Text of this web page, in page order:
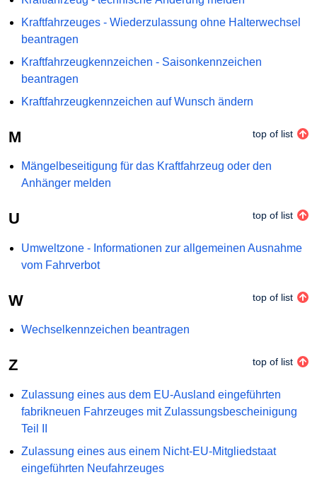
Kraftfahrzeuges - Wiederzulassung ohne Halterwechsel
beantragen
Kraftfahrzeugkennzeichen - Saisonkennzeichen
beantragen
Kraftfahrzeugkennzeichen auf Wunsch ändern
M top of list
Mängelbeseitigung für das Kraftfahrzeug oder den
Anhänger melden
U top of list
Umweltzone - Informationen zur allgemeinen Ausnahme
vom Fahrverbot
W top of list
Wechselkennzeichen beantragen
Z top of list
Zulassung eines aus dem EU-Ausland eingeführten
fabrikneuen Fahrzeuges mit Zulassungsbescheinigung
Teil II
Zulassung eines aus einem Nicht-EU-Mitgliedstaat
eingeführten Neufahrzeuges